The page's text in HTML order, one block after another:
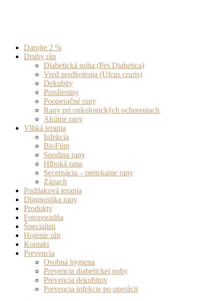
Darujte 2 %
Druhy rán
Diabetická noha (Pes Diabetica)
Vred predkolenia (Ulcus cruris)
Dekubity
Popáleniny
Pooperačné rany
Rany pri onkologických ochoreniach
Akútne rany
Vlhká terapia
Infekcia
BioFilm
Spodina rany
Hlboká rana
Secernácia – pretekanie rany
Zápach
Podtlaková terapia
Diagnostika rany
Produkty
Fotoporadňa
Špecialisti
Hojenie rán
Kontakt
Prevencia
Osobná hygiena
Prevencia diabetickej nohy
Prevencia dekubitov
Prevencia infekcie po operácii